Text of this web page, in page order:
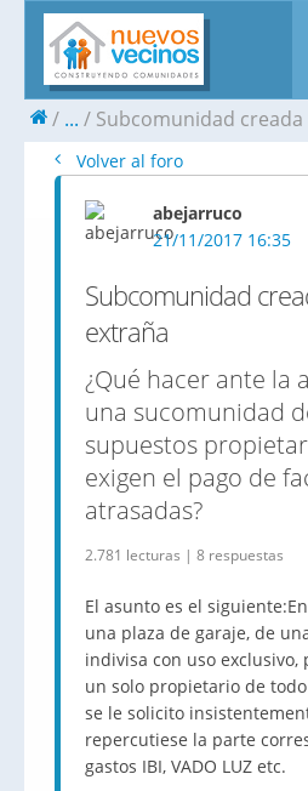
... Subcomunidad
Volver al foro
abejarruco
21/11/2017 16:35
Subcomunidad
extraña
¿Qué hacer ante la
una sucomunidad
supuestos
exigen el pago de
atrasadas?
2.781 lecturas | 8 respuestas
El asunto es el
una plaza de garaje, de
indivisa con uso exclusivo,
un solo propietario de
se le solicito
repercutiese la parte
gastos IBI, VADO LUZ etc.